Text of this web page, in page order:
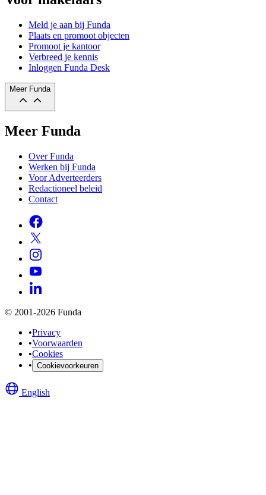
Meld je aan bij Funda
Plaats en promoot objecten
Promoot je kantoor
Verbreed je kennis
Inloggen Funda Desk
Meer Funda
Meer Funda
Over Funda
Werken bij Funda
Voor Adverteerders
Redactioneel beleid
Contact
© 2001-2026 Funda
•Privacy
•Voorwaarden
•Cookies
• Cookievoorkeuren
English